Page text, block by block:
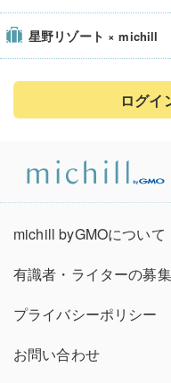
星野リゾート × michill
ログイ
michill byGMOについて
有識者・ライターの募集
プライバシーポリシー
お問い合わせ